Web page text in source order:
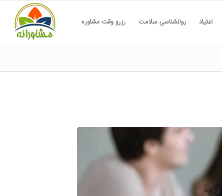
اعتیاد روانشناسی سلامت رزرو وقت مشاوره